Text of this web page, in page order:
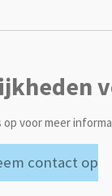
voor meer
contact op